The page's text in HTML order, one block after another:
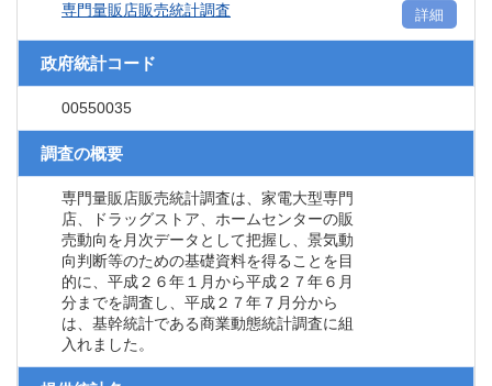
専門量販店販売統計調査 詳細
政府統計コード
00550035
調査の概要
専門量販店販売統計調査は、家電大型専門
店、ドラッグストア、ホームセンターの販
売動向を月次データとして把握し、景気動
向判断等のための基礎資料を得ることを目
的に、平成２６年１月から平成２７年６月
分までを調査し、平成２７年７月分から
は、基幹統計である商業動態統計調査に組
入れました。